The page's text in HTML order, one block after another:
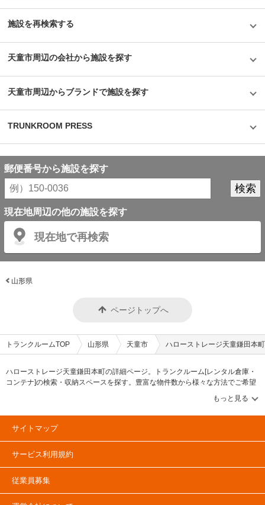
ださい。 簡単手続き。スマートキーを採用したことで、その場で専用アプ
もスムーズに内覧できます。また、Webやスマホのみでも契約申し込みが
できるので、最短即日利用も可能です。不明点があれば、お気軽にお問い合
わせください。 編集後記 誰もが知っているキャラクター「キティちゃん」
開始した新しいトランクルームのサービスだが、そのはじめたきっかけをお
聞きすると、よりお客様に寄り添ったトランクルームを提供したかったから
という声が返ってきた。もともと同社は屋外のコンテナ型トランクルームで
ら伺う必要があった。その点、屋内型のトランクルームは住宅エリアにて使
イメージも安心のセキュリティやクリーンで清潔な部屋といった機能面でも
カバーしている。一度使ってみるとその便利さが気に入り、長く継続して使
うお客様が多いというのも納得できる取材だった。
©1976,2019SANRIOCO.,LTD.APPROVALNO.G601228
施設を再検索する
天童市周辺の会社から施設を探す
天童市周辺からブランドで施設を探す
TRUNKROOM PRESS
郵便番号から施設を探す
現在地周辺の他の施設を探す
現在地で再検索
山形県
ページトップへ
トランクルームTOP 山形県 天童市 ハローストレージ天童鎌田本
ハローストレージ天童鎌田本町の詳細ページ。トランクルーム[レンタル倉庫・
コンテナ]の検索・収納スペースを探す。豊富な物件数から様々な方法でご希望
の収納スペースを簡単に探せるトランクルーム情報サイトです。ハローストレ
ージ天童鎌田本町の住所・最寄りの駅、物件タイプのご紹介や料金表、お得な
キャンペーン情報もあります。気になる物件タイプを見つけたら、メールか電
話でお問合せが可能です（無料）。
サイトマップ
サービス利用規約
従業員募集